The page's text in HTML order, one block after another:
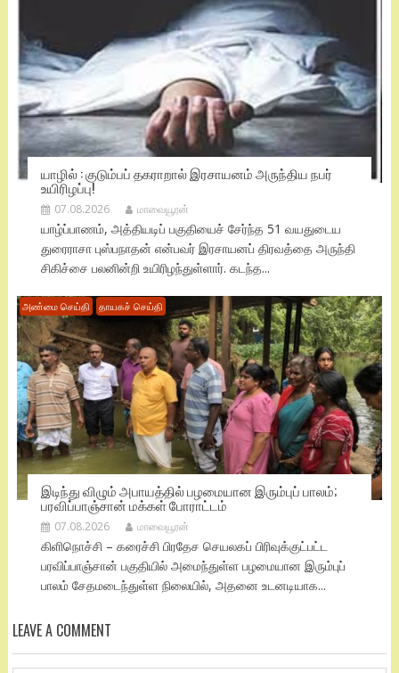
யாழில் : குடும்பப் தகராறால் இரசாயனம் அருந்திய நபர்
உயிரிழப்பு!
07.08.2026 மாவையூரன்
யாழ்ப்பாணம், அத்தியடிப் பகுதியைச் சேர்ந்த 51 வயதுடைய
துரைராசா புஸ்பநாதன் என்பவர் இரசாயனப் திரவத்தை அருந்தி
சிகிச்சை பலனின்றி உயிரிழந்துள்ளார். கடந்த...
அண்மை செய்தி தாயகச் செய்தி
இடிந்து விழும் அபாயத்தில் பழமையான இரும்புப் பாலம்;
பரவிப்பாஞ்சான் மக்கள் போராட்டம்
07.08.2026 மாவையூரன்
கிளிநொச்சி – கரைச்சி பிரதேச செயலகப் பிரிவுக்குட்பட்ட
பரவிப்பாஞ்சான் பகுதியில் அமைந்துள்ள பழமையான இரும்புப்
பாலம் சேதமடைந்துள்ள நிலையில், அதனை உடனடியாக...
LEAVE A COMMENT